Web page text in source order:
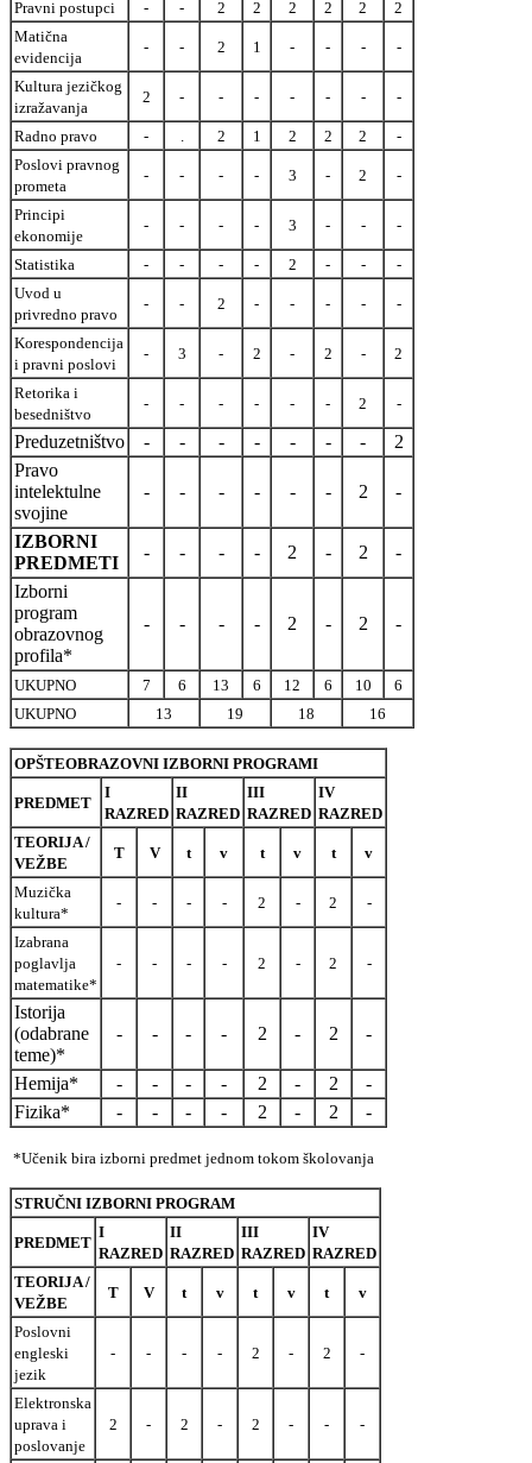
Pravni postupci - - 2 2 2 2 2
2
Matična
evidencija
- - 2 1 - - - -
Kultura jezičkog
izražavanja
2 - - - - - - -
Radno pravo - 2 1 2 2 2
-
Poslovi pravnog
prometa
- - - - 3 - 2 -
Principi
ekonomije
- - - - 3 - - -
Statistika - - - - 2 - -
-
Uvod u
privredno pravo
- - 2 - - - - -
Korespondencija
i pravni poslovi
- 3 - 2 - 2 - 2
Retorika i
besedništvo
- - - - - - 2 -
Preduzetništvo - - - - - - -
2
Pravo
intelektulne
svojine
- - - - - - 2 -
IZBORNI
PREDMETI
- - - - 2 - 2
-
Izborni
program
obrazovnog
profila*
- - - - 2 - 2 -
UKUPNO 7 6 13 6 12 6 10
6
UKUPNO
13 19 18 16
OPŠTEOBRAZOVNI IZBORNI PROGRAMI
PREDMET
I
RAZRED
II
RAZRED
III
RAZRED
IV
RAZRED
TEORIJA /
VEŽBE
T V t v t v t v
Muzička
kultura*
- - - - 2 - 2 -
Izabrana
poglavlja
matematike*
- - - - 2 - 2 -
Istorija
(odabrane
teme)*
- - - - 2 - 2 -
Hemija* - - - - 2 - 2
-
Fizika*
- - - - 2 - 2 -
*Učenik bira izborni predmet jednom tokom školovanja
STRUČNI IZBORNI PROGRAM
PREDMET
I
RAZRED
II
RAZRED
III
RAZRED
IV
RAZRED
TEORIJA /
VEŽBE
T V t v t v t v
Poslovni
engleski
jezik
- - - - 2 - 2 -
Elektronska
uprava i
poslovanje
2 - 2 - 2 - - -